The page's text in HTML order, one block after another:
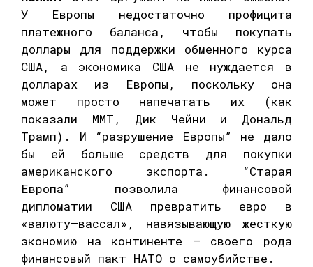
У Европы недостаточно профицита
платежного баланса, чтобы покупать
доллары для поддержки обменного курса
США, а экономика США не нуждается в
долларах из Европы, поскольку она
может просто напечатать их (как
показали MMT, Дик Чейни и Дональд
Трамп). И “разрушение Европы” не дало
бы ей больше средств для покупки
американского экспорта. “Старая
Европа” позволила финансовой
дипломатии США превратить евро в
«валюту–вассал», навязывающую жесткую
экономию на континенте — своего рода
финансовый пакт НАТО о самоубийстве.